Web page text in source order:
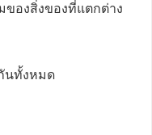
ของสิ่งของที่แตกต่าง
นทั้งหมด